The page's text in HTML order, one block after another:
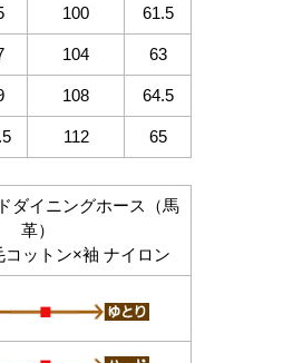
100 61.5
104 63
108 64.5
112 65
ダイニングホース（馬
革）
ットン×袖 ナイロン